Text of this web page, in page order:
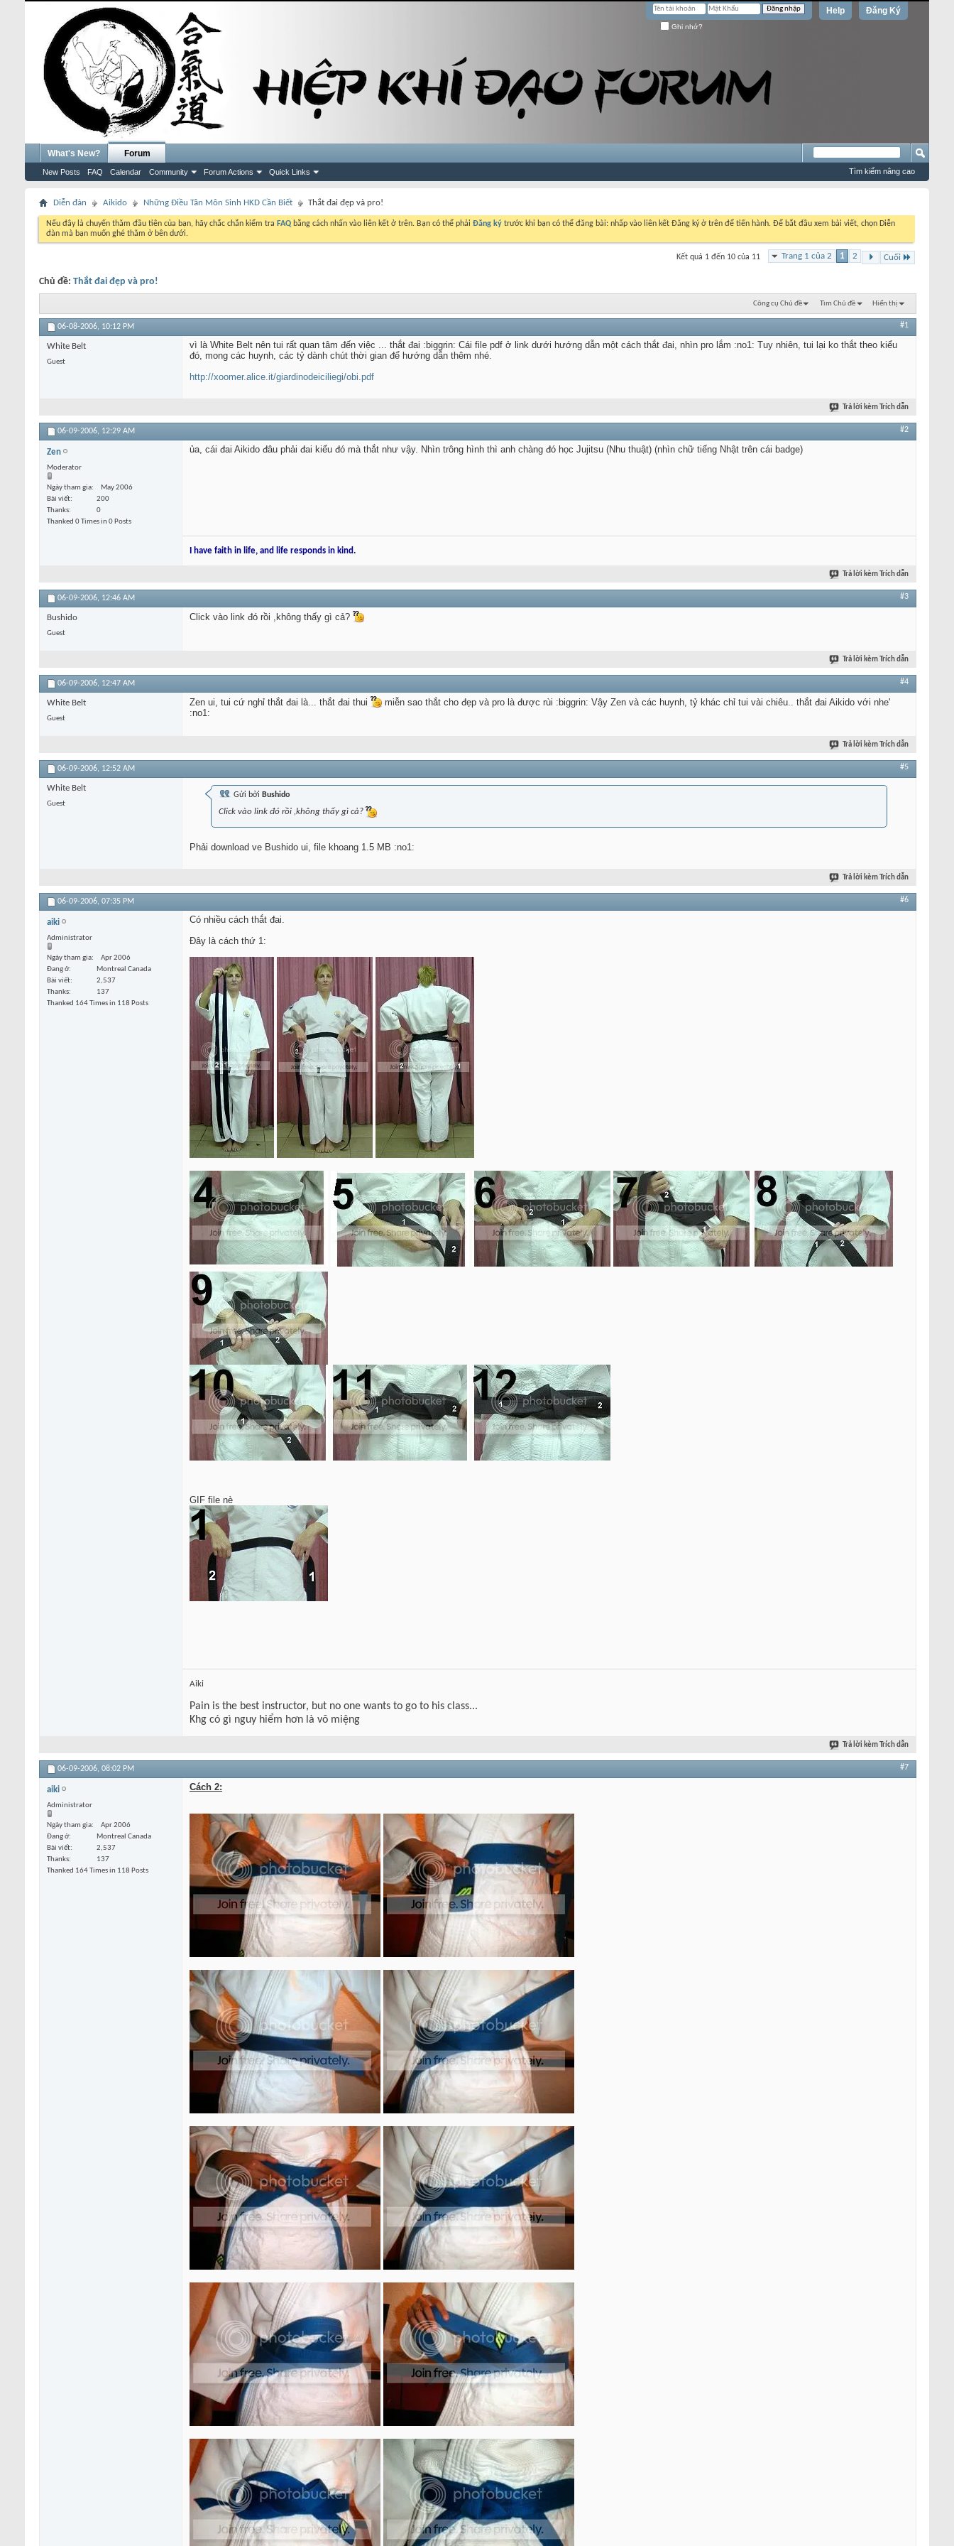
Đăng Ký
Help
Ghi nhớ?
What's New? Forum
New Posts FAQ Calendar Community Forum Actions Quick Links Tìm kiếm nâng cao
Diễn đàn Aikido Những Điều Tân Môn Sinh HKD Cần Biết Thắt đai đẹp và pro!
Nếu đây là chuyến thăm đầu tiên của bạn, hãy chắc chắn kiểm tra FAQ bằng cách nhấn vào liên kết ở trên. Bạn có thể phải Đăng ký trước khi bạn có thể đăng bài: nhấp vào liên kết Đăng ký ở trên để tiến hành. Để bắt đầu xem bài viết, chọn Diễn
đàn mà bạn muốn ghé thăm ở bên dưới.
Trang 1 của 2 1 2 Cuối
Kết quả 1 đến 10 của 11
Chủ đề: Thắt đai đẹp và pro!
Công cụ Chủ đề Tìm Chủ đề Hiển thị
06-08-2006, 10:12 PM #1
White Belt
Guest
vì là White Belt nên tui rất quan tâm đến việc ... thắt đai :biggrin: Cái file pdf ở link dưới hướng dẫn một cách thắt đai, nhìn pro lắm :no1: Tuy nhiên, tui lại ko thắt theo kiểu
đó, mong các huynh, các tỷ dành chút thời gian để hướng dẫn thêm nhé.
http://xoomer.alice.it/giardinodeiciliegi/obi.pdf
Trả lời kèm Trích dẫn
06-09-2006, 12:29 AM #2
Zen
Moderator
Ngày tham gia
May 2006
Bài viết
200
Thanks
0
Thanked 0 Times in 0 Posts
ủa, cái đai Aikido đâu phải đai kiểu đó mà thắt như vậy. Nhìn trông hình thì anh chàng đó học Jujitsu (Nhu thuật) (nhìn chữ tiếng Nhật trên cái badge)
I have faith in life, and life responds in kind.
Trả lời kèm Trích dẫn
06-09-2006, 12:46 AM #3
Bushido
Guest
Click vào link đó rồi ,không thấy gì cả?
Trả lời kèm Trích dẫn
06-09-2006, 12:47 AM #4
White Belt
Guest
Zen ui, tui cứ nghỉ thắt đai là... thắt đai thui
miễn sao thắt cho đẹp và pro là được rùi :biggrin: Vậy Zen và các huynh, tỷ khác chỉ tui vài chiêu.. thắt đai Aikido với nhe'
:no1:
Trả lời kèm Trích dẫn
06-09-2006, 12:52 AM #5
White Belt
Guest
Gửi bởi Bushido
Click vào link đó rồi ,không thấy gì cả?
Phải download ve Bushido ui, file khoang 1.5 MB :no1:
Trả lời kèm Trích dẫn
06-09-2006, 07:35 PM #6
aiki
Administrator
Ngày tham gia
Apr 2006
Đang ở
Montreal Canada
Bài viết
2,537
Thanks
137
Thanked 164 Times in 118 Posts
Có nhiều cách thắt đai.
Đây là cách thứ 1:
GIF file nè
Aiki
Pain is the best instructor, but no one wants to go to his class...
Khg có gì nguy hiểm hơn là võ miệng
Trả lời kèm Trích dẫn
06-09-2006, 08:02 PM #7
aiki
Administrator
Ngày tham gia
Apr 2006
Đang ở
Montreal Canada
Bài viết
2,537
Thanks
137
Thanked 164 Times in 118 Posts
Cách 2: